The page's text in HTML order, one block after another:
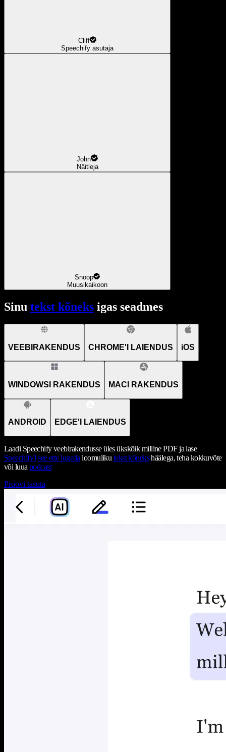
Cliff
Speechify asutaja
John
Näitleja
Snoop
Muusikaikoon
Sinu tekst kõneks igas seadmes
VEEBIRAKENDUS CHROME'I LAIENDUS iOS
WINDOWSI RAKENDUS MACI RAKENDUS
ANDROID EDGE'I LAIENDUS
Laadi Speechify veebirakendusse üles ükskõik milline PDF ja lase
Speechify'l see ette lugeda loomuliku tekst kõnekshäälega, teha kokkuvõte
või luua podcast
Proovi tasuta